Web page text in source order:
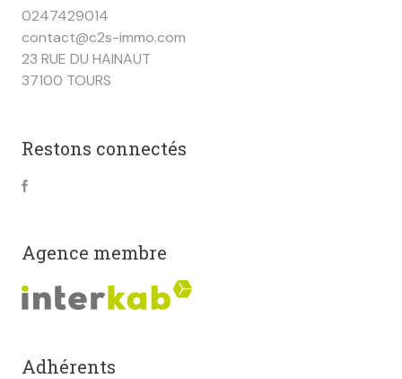
0247429014
contact@c2s-immo.com
23 RUE DU HAINAUT
37100 TOURS
Restons connectés
Agence membre
Adhérents